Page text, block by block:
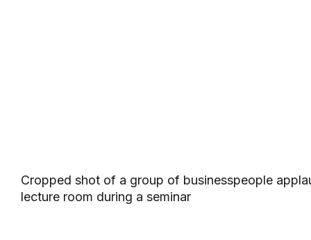
Cropped shot of a group of businesspeople
lecture room during a seminar